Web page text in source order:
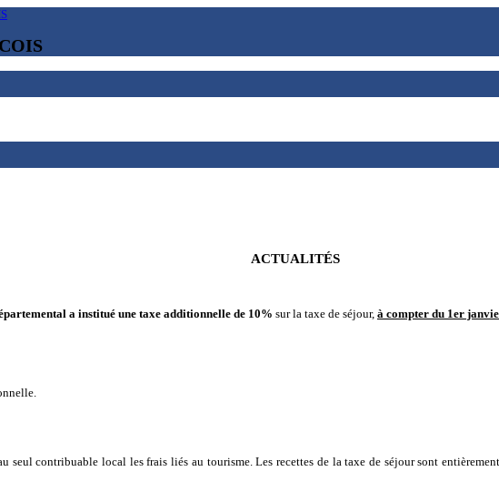
ACTUALITÉS
a institué une taxe additionnelle de 10% sur la taxe de séjour, à compter du 1er
seul contribuable local les frais liés au tourisme. Les recettes de la taxe de séjour sont